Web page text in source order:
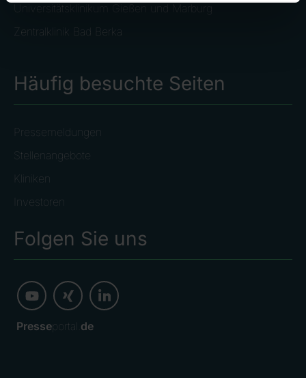
Universitätsklinikum Gießen und Marburg
Zentralklinik Bad Berka
Häufig besuchte Seiten
Pressemeldungen
Stellenangebote
Kliniken
Investoren
Folgen Sie uns
Presseportal. de